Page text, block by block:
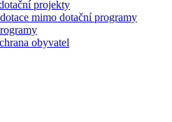
projekty
mimo dotační programy
obyvatel